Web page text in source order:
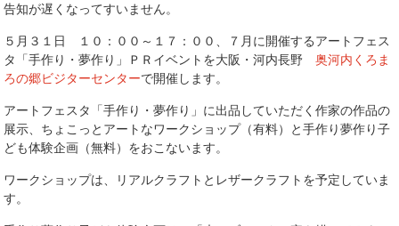
告知が遅くなってすいません。
５月３１日 １０：００～１７：００、７月に開催するアートフェス
タ「手作り・夢作り」ＰＲイベントを大阪・河内長野奥河内くろま
ろの郷ビジターセンターで開催します。
アートフェスタ「手作り・夢作り」に出品していただく作家の作品の
展示、 ちょこっとアートなワークショップ（有料）と手作り夢作り子
ども体験企画（無料）をおこないます。
ワークショップは、リアルクラフトとレザークラフトを予定していま
す。